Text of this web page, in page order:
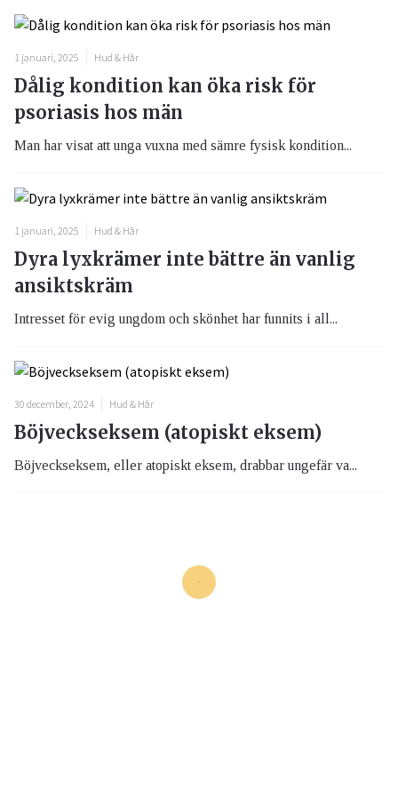
1 januari, 2025 Hud & Hår
Dålig kondition kan öka risk för
psoriasis hos män
Man har visat att unga vuxna med sämre fysisk kondition...
1 januari, 2025 Hud & Hår
Dyra lyxkrämer inte bättre än vanlig
ansiktskräm
Intresset för evig ungdom och skönhet har funnits i all...
30 december, 2024 Hud & Hår
Böjveckseksem (atopiskt eksem)
Böjveckseksem, eller atopiskt eksem, drabbar ungefär va...